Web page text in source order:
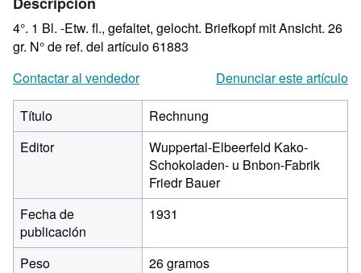
estrellas
4°. 1 Bl. -Etw. fl., gefaltet, gelocht. Briefkopf mit Ansicht. 26
gr. N° de ref. del artículo 61883
Contactar al vendedor
Denunciar este artículo
Título
Rechnung
Editor
Wuppertal-Elbeerfeld Kako-
Schokoladen- u Bnbon-Fabrik
Friedr Bauer
Fecha de
publicación
1931
Peso
26 gramos